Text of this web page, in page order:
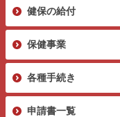
健保の給付
保健事業
各種手続き
申請書一覧